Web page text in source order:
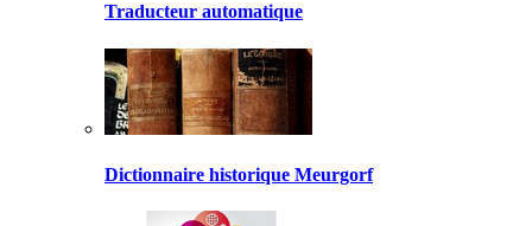
Traducteur automatique
Dictionnaire historique Meurgorf